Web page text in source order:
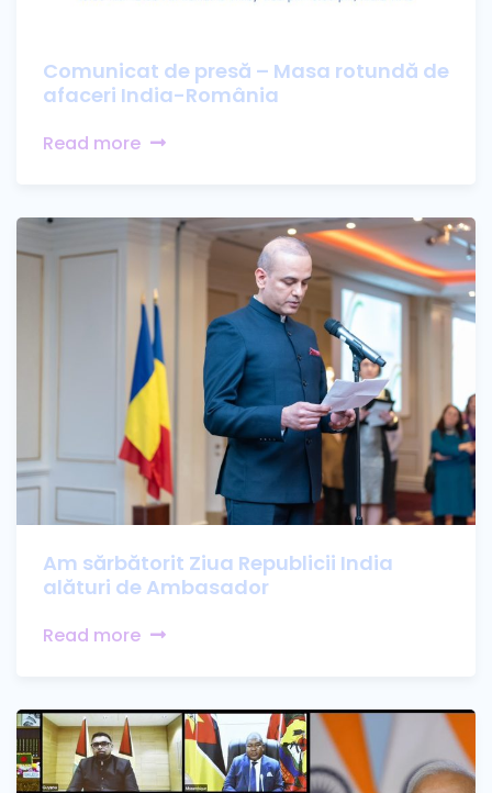
Comunicat de presă – Masa rotundă de
afaceri India-România
Read more
Am sărbătorit Ziua Republicii India
alături de Ambasador
Read more